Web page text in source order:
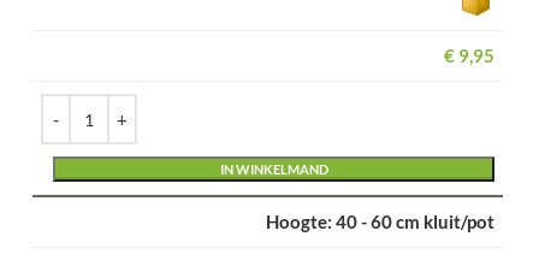
€ 9,95
IN WINKELMAND
40 - 60 cm kluit/pot